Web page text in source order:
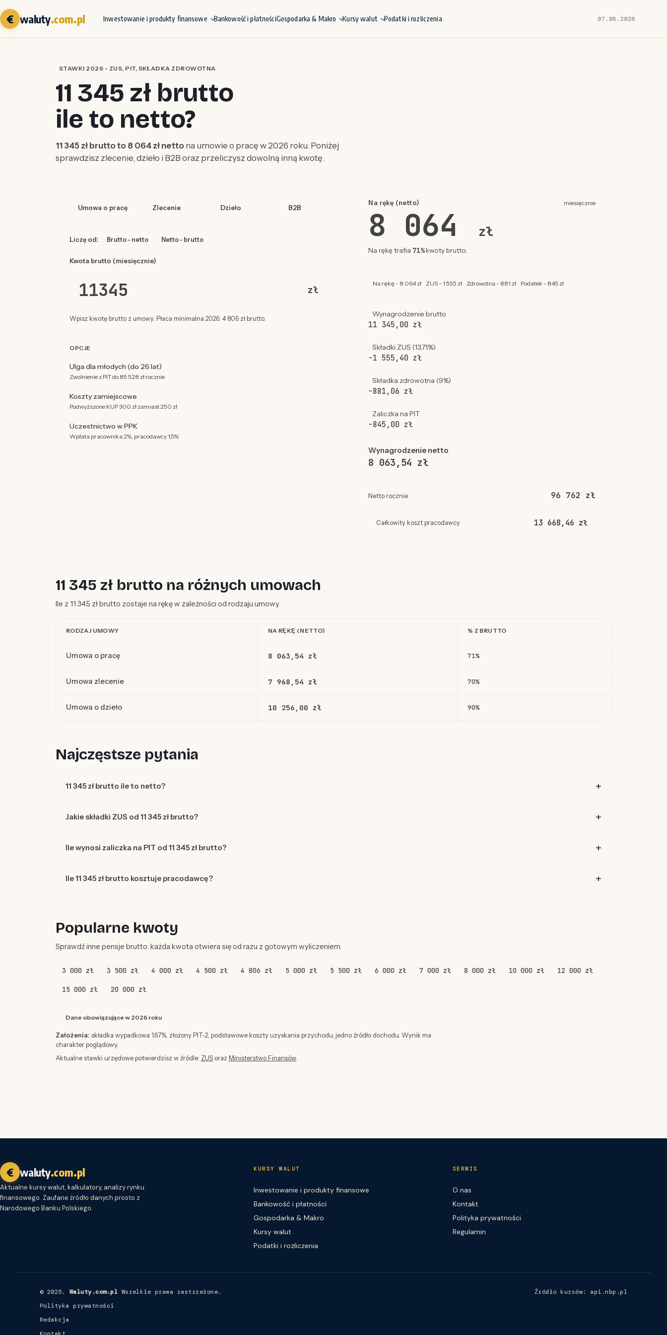
€ waluty.com.pl Inwestowanie i produkty finansowe Bankowość i płatnościGospodarka & Makro Kursy walut Podatki i rozliczenia 07.08.2026
STAWKI 2026 - ZUS, PIT, SKŁADKA ZDROWOTNA
11 345 zł brutto
ile to netto?
11 345 zł brutto to 8 064 zł netto na umowie o pracę w 2026 roku. Poniżej
sprawdzisz zlecenie, dzieło i B2B oraz przeliczysz dowolną inną kwotę.
Umowa o pracę Zlecenie Dzieło B2B
Liczę od: Brutto - netto Netto - brutto
Kwota brutto (miesięcznie)
zł
Wpisz kwotę brutto z umowy. Płaca minimalna 2026: 4 806 zł brutto.
OPCJE
Ulga dla młodych (do 26 lat)
Zwolnienie z PIT do 85 528 zł rocznie
Koszty zamiejscowe
Podwyższone KUP 300 zł zamiast 250 zł
Uczestnictwo w PPK
Wpłata pracownika 2%, pracodawcy 1,5%
Na rękę (netto) miesięcznie
8 064 zł
Na rękę trafia 71%kwoty brutto.
Na rękę - 8 064 zł ZUS - 1 555 zł Zdrowotna - 881 zł Podatek - 845 zł
Wynagrodzenie brutto
11 345,00 zł
Składki ZUS (13,71%)
-1 555,40 zł
Składka zdrowotna (9%)
-881,06 zł
Zaliczka na PIT
-845,00 zł
Wynagrodzenie netto
8 063,54 zł
Netto rocznie 96 762 zł
Całkowity koszt pracodawcy 13 668,46 zł
11 345 zł brutto na różnych umowach
Ile z 11 345 zł brutto zostaje na rękę w zależności od rodzaju umowy.
RODZAJ UMOWY NA RĘKĘ (NETTO) % Z BRUTTO
Umowa o pracę 8 063,54 zł 71%
Umowa zlecenie 7 968,54 zł 70%
Umowa o dzieło 10 256,00 zł 90%
Najczęstsze pytania
11 345 zł brutto ile to netto?
Jakie składki ZUS od 11 345 zł brutto?
Ile wynosi zaliczka na PIT od 11 345 zł brutto?
Ile 11 345 zł brutto kosztuje pracodawcę?
Popularne kwoty
Sprawdź inne pensje brutto: każda kwota otwiera się od razu z gotowym wyliczeniem.
3 000 zł 3 500 zł 4 000 zł 4 500 zł 4 806 zł 5 000 zł 5 500 zł 6 000 zł 7 000 zł 8 000 zł 10 000 zł 12 000 zł
15 000 zł 20 000 zł
Dane obowiązujące w 2026 roku
Założenia: składka wypadkowa 1,67%, złożony PIT-2, podstawowe koszty uzyskania przychodu, jedno źródło dochodu. Wynik ma
charakter poglądowy.
Aktualne stawki urzędowe potwierdzisz w źródle: ZUS oraz Ministerstwo Finansów
€ waluty.com.pl
Aktualne kursy walut, kalkulatory, analizy rynku
finansowego. Zaufane źródło danych prosto z
Narodowego Banku Polskiego.
KURSY WALUT
Inwestowanie i produkty finansowe
Bankowość i płatności
Gospodarka & Makro
Kursy walut
Podatki i rozliczenia
SERWIS
O nas
Kontakt
Polityka prywatności
Regulamin
© 2025, Waluty.com.pl Wszelkie prawa zastrzeżone.
Polityka prywatności
Redakcja
Źródło kursów: api.nbp.pl